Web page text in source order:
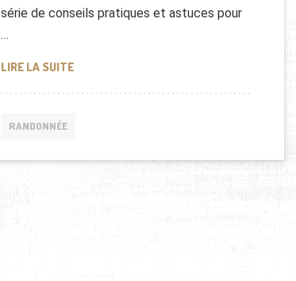
série de conseils pratiques et astuces pour
…
LIRE LA SUITESE LAVER EN RANDONNÉE DE PLUSIEURS
RANDONNÉE